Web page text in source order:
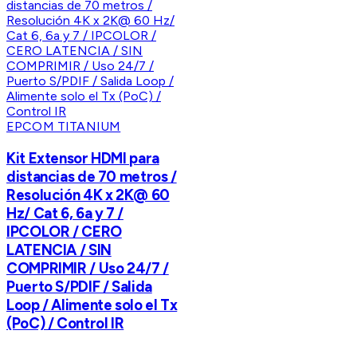
EPCOM TITANIUM
Kit Extensor HDMI para
distancias de 70 metros /
Resolución 4K x 2K@ 60
Hz/ Cat 6, 6a y 7 /
IPCOLOR / CERO
LATENCIA / SIN
COMPRIMIR / Uso 24/7 /
Puerto S/PDIF / Salida
Loop / Alimente solo el Tx
(PoC) / Control IR